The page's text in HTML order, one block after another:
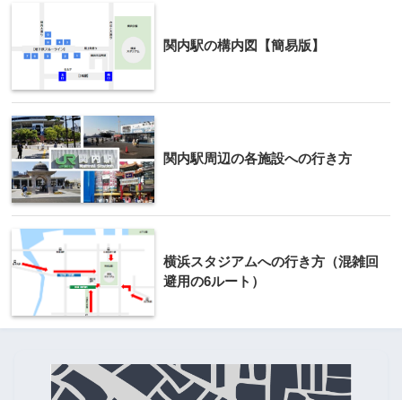
関内駅の構内図【簡易版】
関内駅周辺の各施設への行き方
横浜スタジアムへの行き方（混雑回
避用の6ルート）